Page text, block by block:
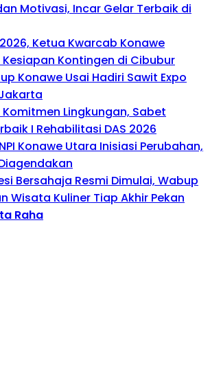
Motivasi, Incar Gelar Terbaik di
Ketua Kwarcab Konawe
Kesiapan Kontingen di Cibubur
Konawe Usai Hadiri Sawit Expo
Komitmen Lingkungan, Sabet
I Rehabilitasi DAS 2026
Konawe Utara Inisiasi Perubahan,
Bersahaja Resmi Dimulai, Wabup
Wisata Kuliner Tiap Akhir Pekan
Raha